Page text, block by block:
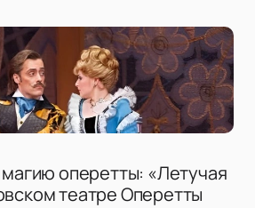
оперетты: «Летучая
театре Оперетты